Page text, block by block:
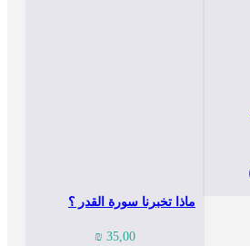
ماذا تخبرنا سورة القدر ؟
35,00
₪